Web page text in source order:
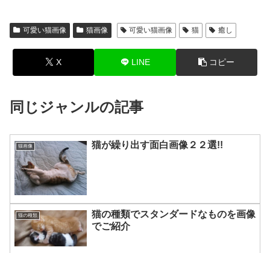
可愛い猫画像 猫画像 可愛い猫画像 猫 癒し
X LINE コピー
同じジャンルの記事
猫画像 猫が繰り出す面白画像２２選!!
猫の種類
猫の種類でスタンダードなものを画像
でご紹介